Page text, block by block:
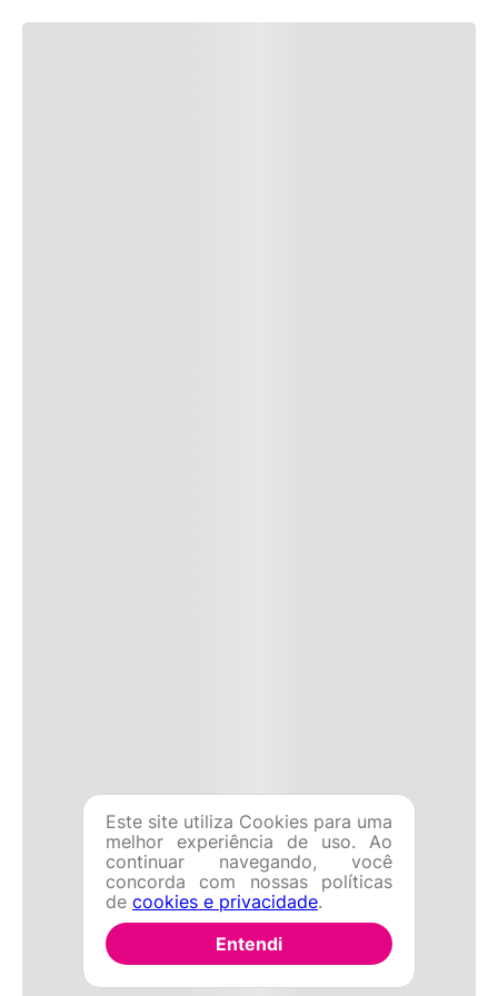
Este site utiliza Cookies para uma
melhor experiência de uso. Ao
continuar navegando, você
concorda com nossas políticas
de cookies e privacidade.
Entendi